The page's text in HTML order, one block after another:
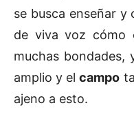
se busca enseñar
de viva voz cómo
muchas bondades,
amplio y elcampo
ajeno a esto.